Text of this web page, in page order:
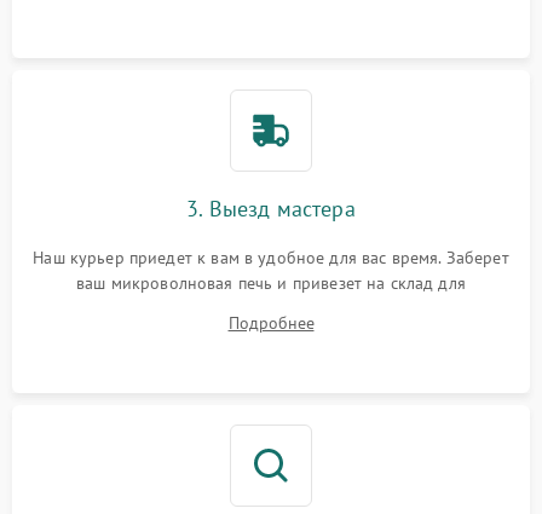
3. Выезд мастера
Наш курьер приедет к вам в удобное для вас время. Заберет
ваш микроволновая печь и привезет на склад для
Подробнее